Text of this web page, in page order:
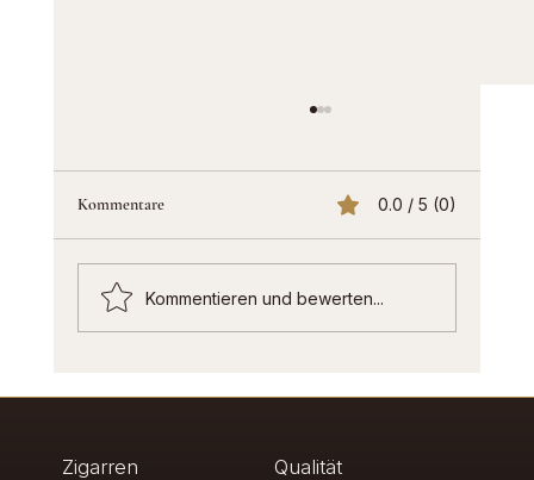
Kommentare 0.0 / 5 (0)
Kommentieren und bewerten...
Zigarren Qualität